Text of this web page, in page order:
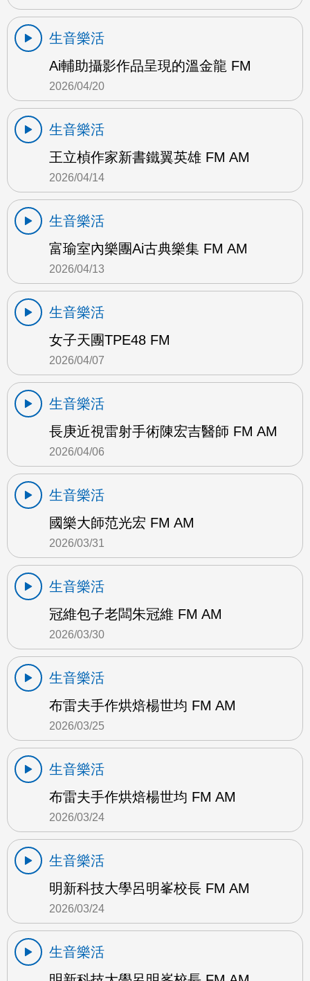
生音樂活
Ai輔助攝影作品呈現的溫金龍 FM
2026/04/20
生音樂活
王立楨作家新書鐵翼英雄 FM AM
2026/04/14
生音樂活
富瑜室內樂團Ai古典樂集 FM AM
2026/04/13
生音樂活
女子天團TPE48 FM
2026/04/07
生音樂活
長庚近視雷射手術陳宏吉醫師 FM AM
2026/04/06
生音樂活
國樂大師范光宏 FM AM
2026/03/31
生音樂活
冠維包子老闆朱冠維 FM AM
2026/03/30
生音樂活
布雷夫手作烘焙楊世均 FM AM
2026/03/25
生音樂活
布雷夫手作烘焙楊世均 FM AM
2026/03/24
生音樂活
明新科技大學呂明峯校長 FM AM
2026/03/24
生音樂活